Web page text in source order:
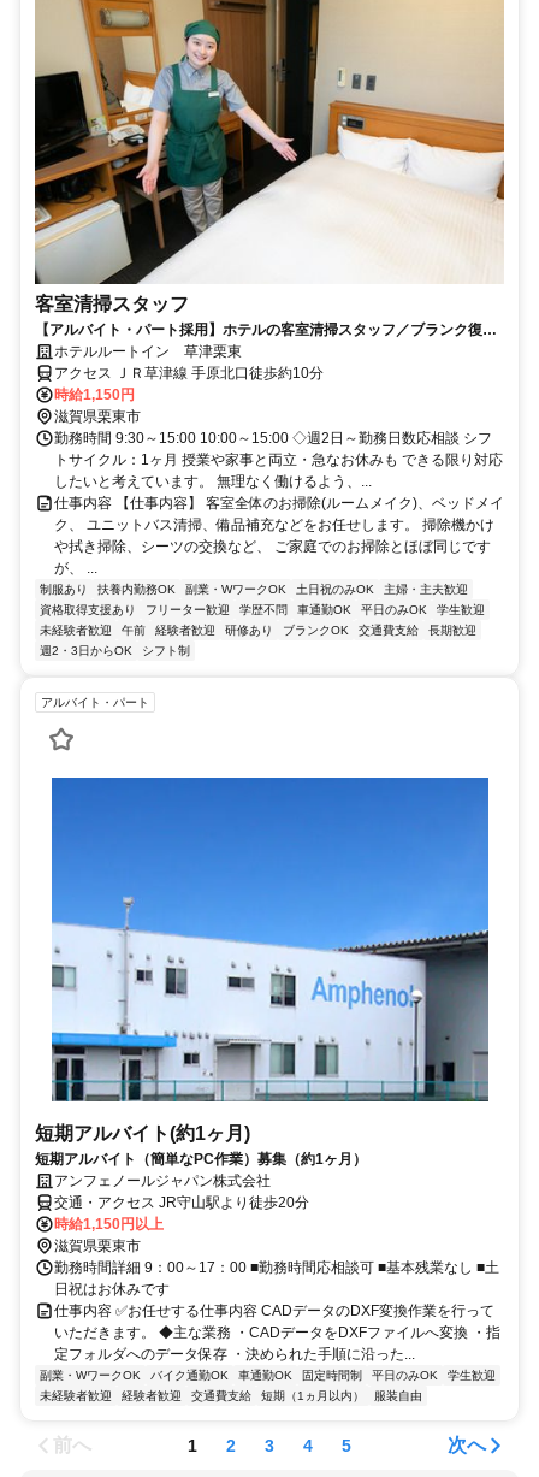
客室清掃スタッフ
【アルバイト・パート採用】ホテルの客室清掃スタッフ／ブランク復
帰・未経験歓迎！主婦(夫)さん活躍中
ホテルルートイン 草津栗東
アクセス ＪＲ草津線 手原北口徒歩約10分
時給1,150円
滋賀県栗東市
勤務時間 9:30～15:00 10:00～15:00 ◇週2日～勤務日数応相談 シフ
トサイクル：1ヶ月 授業や家事と両立・急なお休みも できる限り対応
したいと考えています。 無理なく働けるよう、...
仕事内容 【仕事内容】 客室全体のお掃除(ルームメイク)、ベッドメイ
ク、 ユニットバス清掃、備品補充などをお任せします。 掃除機かけ
や拭き掃除、シーツの交換など、 ご家庭でのお掃除とほぼ同じです
が、 ...
制服あり 扶養内勤務OK 副業・WワークOK 土日祝のみOK
主婦・主夫歓迎
資格取得支援あり
フリーター歓迎 学歴不問 車通勤OK 平日のみOK
学生歓迎
未経験者歓迎
午前 経験者歓迎 研修あり ブランクOK 交通費支給
長期歓迎
週2・3日からOK
シフト制
アルバイト・パート
短期アルバイト(約1ヶ月)
短期アルバイト（簡単なPC作業）募集（約1ヶ月）
アンフェノールジャパン株式会社
交通・アクセス JR守山駅より徒歩20分
時給1,150円以上
滋賀県栗東市
勤務時間詳細 9：00～17：00 ■勤務時間応相談可 ■基本残業なし ■土
日祝はお休みです
仕事内容 ✅お任せする仕事内容 CADデータのDXF変換作業を行って
いただきます。 ◆主な業務 ・CADデータをDXFファイルへ変換 ・指
定フォルダへのデータ保存 ・決められた手順に沿った...
副業・WワークOK バイク通勤OK 車通勤OK 固定時間制 平日のみOK
学生歓迎
未経験者歓迎
経験者歓迎 交通費支給 短期（1ヵ月以内） 服装自由
前へ 1 2 3 4 5 次へ